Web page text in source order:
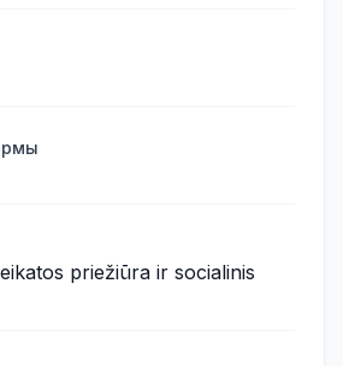
priežiūra ir socialinis